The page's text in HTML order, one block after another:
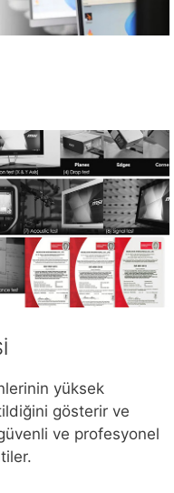
yüksek
gösterir ve
ve profesyonel